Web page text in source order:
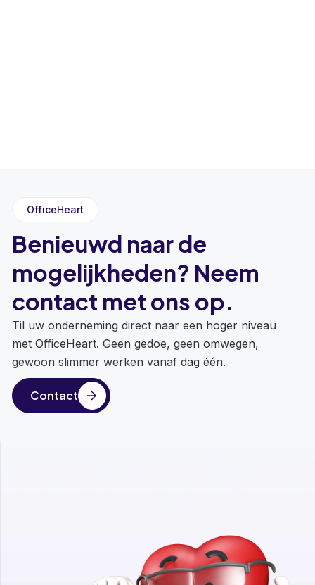
OfficeHeart
Benieuwd naar de
mogelijkheden? Neem
contact met ons op.
Til uw onderneming direct naar een hoger niveau
met OfficeHeart. Geen gedoe, geen omwegen,
gewoon slimmer werken vanaf dag één.
Contact